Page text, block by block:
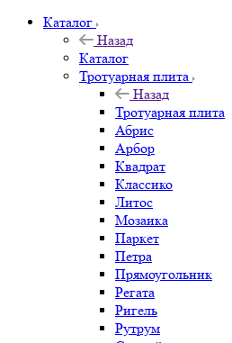
Каталог
Назад
Каталог
Тротуарная плита
Назад
Тротуарная плита
Абрис
Арбор
Квадрат
Классико
Литос
Мозаика
Паркет
Петра
Прямоугольник
Регата
Ригель
Рутрум